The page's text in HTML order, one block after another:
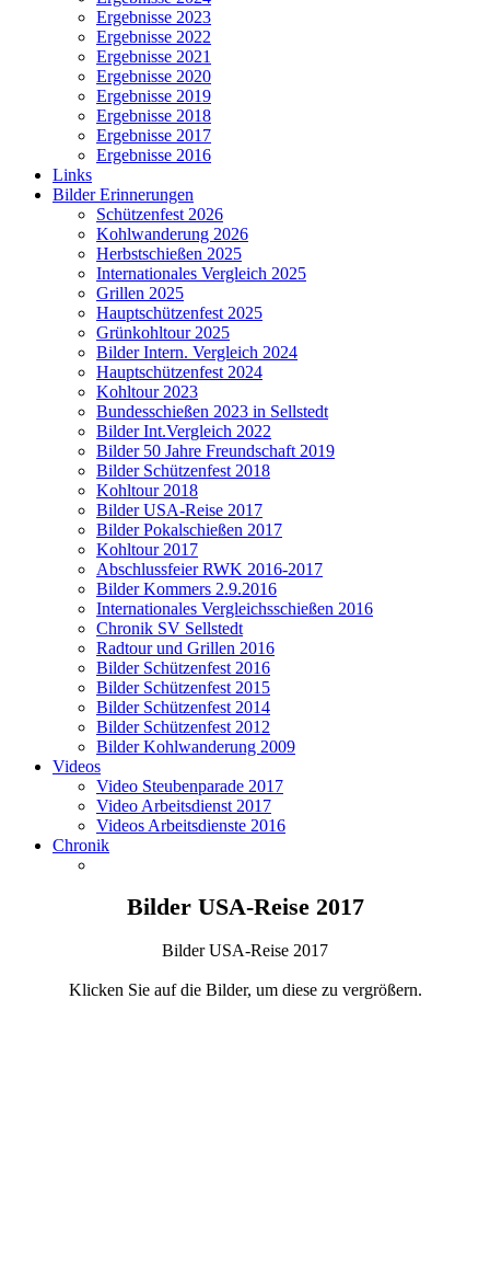
Ergebnisse 2023
Ergebnisse 2022
Ergebnisse 2021
Ergebnisse 2020
Ergebnisse 2019
Ergebnisse 2018
Ergebnisse 2017
Ergebnisse 2016
Links
Bilder Erinnerungen
Schützenfest 2026
Kohlwanderung 2026
Herbstschießen 2025
Internationales Vergleich 2025
Grillen 2025
Hauptschützenfest 2025
Grünkohltour 2025
Bilder Intern. Vergleich 2024
Hauptschützenfest 2024
Kohltour 2023
Bundesschießen 2023 in Sellstedt
Bilder Int.Vergleich 2022
Bilder 50 Jahre Freundschaft 2019
Bilder Schützenfest 2018
Kohltour 2018
Bilder USA-Reise 2017
Bilder Pokalschießen 2017
Kohltour 2017
Abschlussfeier RWK 2016-2017
Bilder Kommers 2.9.2016
Internationales Vergleichsschießen 2016
Chronik SV Sellstedt
Radtour und Grillen 2016
Bilder Schützenfest 2016
Bilder Schützenfest 2015
Bilder Schützenfest 2014
Bilder Schützenfest 2012
Bilder Kohlwanderung 2009
Videos
Video Steubenparade 2017
Video Arbeitsdienst 2017
Videos Arbeitsdienste 2016
Chronik
Bilder USA-Reise 2017
Bilder USA-Reise 2017
Klicken Sie auf die Bilder, um diese zu vergrößern.